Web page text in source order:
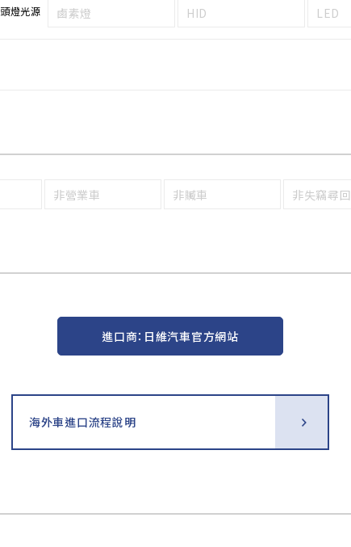
頭燈光源 鹵素燈 HID LED
非營業車 非贓車 非失竊尋
進口商：日維汽車官方網站
海外車進口流程說明